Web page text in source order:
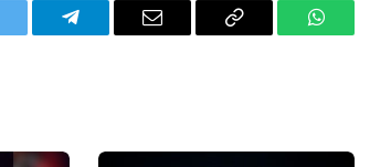
Telegram Email
Copy
WhatsApp